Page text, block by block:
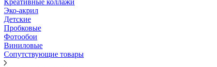
Креативные коллажи
Эко-акрил
Детские
Пробковые
Фотообои
Виниловые
Сопутствующие товары